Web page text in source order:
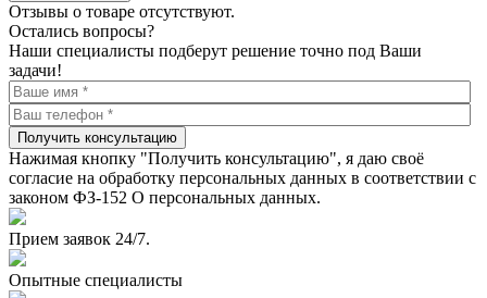
Отзывы о товаре отсутствуют.
Остались вопросы?
Наши специалисты подберут решение точно под Ваши
задачи!
Получить консультацию
Нажимая кнопку "Получить консультацию", я даю своё
согласие на обработку персональных данных в соответствии с
законом ФЗ-152 О персональных данных.
Прием заявок 24/7.
Опытные специалисты